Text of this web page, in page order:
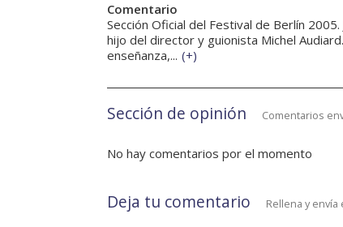
Comentario
Sección Oficial del Festival de Berlín
hijo del director y guionista Michel
enseñanza,... (+)
Sección de opinión Comentarios
No hay comentarios por el momento
Deja tu comentario Rellena y